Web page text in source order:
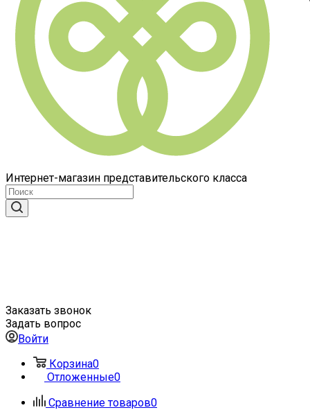
Интернет-магазин представительского класса
Заказать звонок
Задать вопрос
Войти
Корзина0
Отложенные0
Сравнение товаров0